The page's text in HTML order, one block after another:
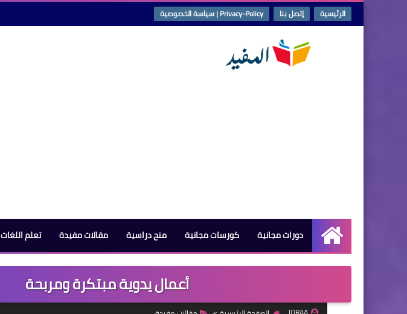
الرئيسية إتصل بنا Privacy-Policy | سياسة الخصوصية
الرئيسية
دورات مجانية كورسات مجانية منح دراسية مقالات مفيدة تعلم اللغات
أعمال يدوية مبتكرة ومربحة